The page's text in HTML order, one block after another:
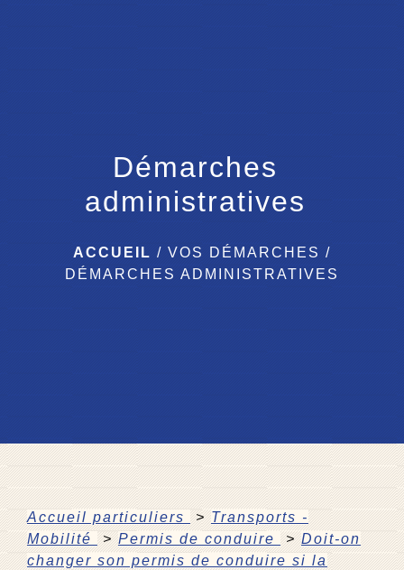
Démarches
administratives
ACCUEIL / VOS DÉMARCHES /
DÉMARCHES ADMINISTRATIVES
Accueil particuliers > Transports -
Mobilité
> Permis de conduire > Doit-on
changer son permis de conduire si la